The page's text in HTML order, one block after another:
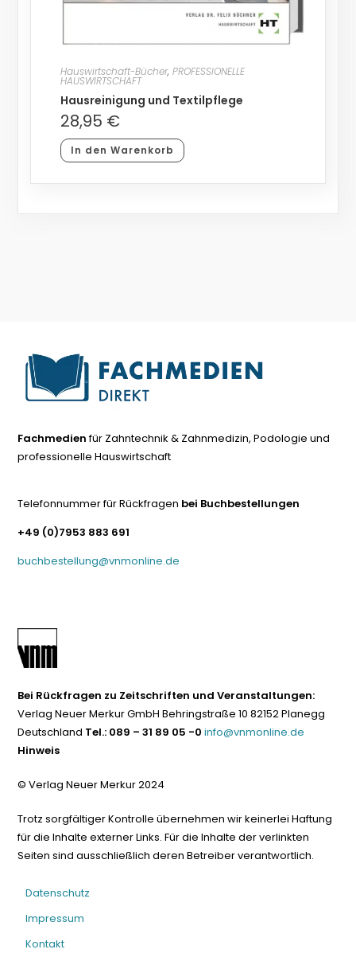
Hauswirtschaft-Bücher, PROFESSIONELLE
HAUSWIRTSCHAFT
Hausreinigung und Textilpflege
28,95 €
In den Warenkorb
Fachmedienfür Zahntechnik & Zahnmedizin, Podologie und
professionelle Hauswirtschaft
Telefonnummer für Rückfragen bei Buchbestellungen
+49 (0)7953 883 691
buchbestellung@vnmonline.de
Bei Rückfragen zu Zeitschriften und Veranstaltungen:
Verlag Neuer Merkur GmbH Behringstraße 10 82152 Planegg
Deutschland Tel.: 089 – 31 89 05 -0 info@vnmonline.de
Hinweis
© Verlag Neuer Merkur 2024
Trotz sorgfältiger Kontrolle übernehmen wir keinerlei Haftung
für die Inhalte externer Links. Für die Inhalte der verlinkten
Seiten sind ausschließlich deren Betreiber verantwortlich.
Datenschutz
Impressum
Kontakt